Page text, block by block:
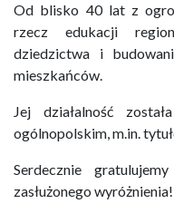
Od blisko 40 lat z
rzecz edukacji
dziedzictwa i
mieszkańców.
Jej działalność
ogólnopolskim, m.in.
Serdecznie
zasłużonego wyróżnienia!